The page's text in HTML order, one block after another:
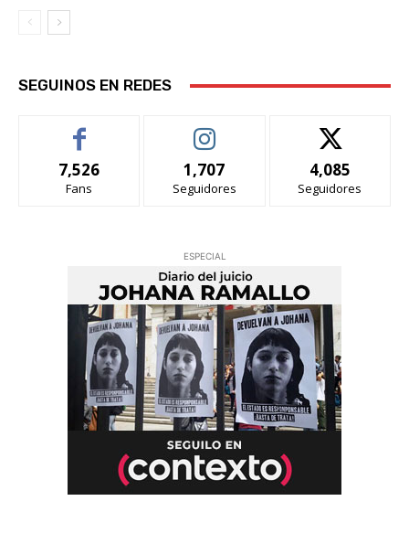
SEGUINOS EN REDES
7,526
Fans
1,707
Seguidores
4,085
Seguidores
ESPECIAL